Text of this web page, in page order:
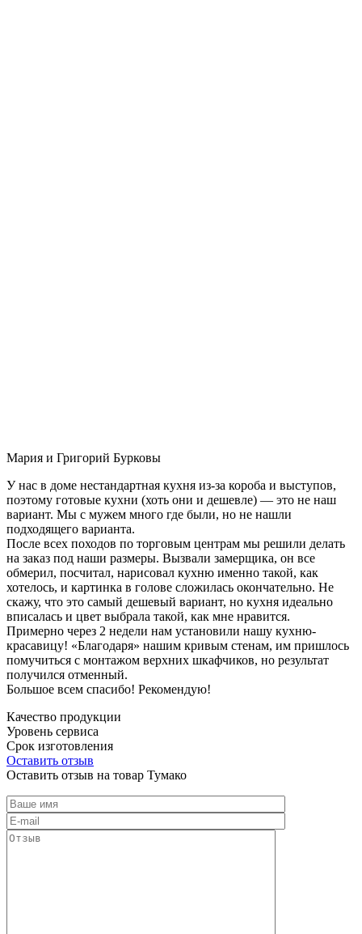
Мария и Григорий Бурковы
У нас в доме нестандартная кухня из-за короба и выступов,
поэтому готовые кухни (хоть они и дешевле) — это не наш
вариант. Мы с мужем много где были, но не нашли
подходящего варианта.
После всех походов по торговым центрам мы решили делать
на заказ под наши размеры. Вызвали замерщика, он все
обмерил, посчитал, нарисовал кухню именно такой, как
хотелось, и картинка в голове сложилась окончательно. Не
скажу, что это самый дешевый вариант, но кухня идеально
вписалась и цвет выбрала такой, как мне нравится.
Примерно через 2 недели нам установили нашу кухню-
красавицу! «Благодаря» нашим кривым стенам, им пришлось
помучиться с монтажом верхних шкафчиков, но результат
получился отменный.
Большое всем спасибо! Рекомендую!
Качество продукции
Уровень сервиса
Срок изготовления
Оставить отзыв
Оставить отзыв на товар Тумако